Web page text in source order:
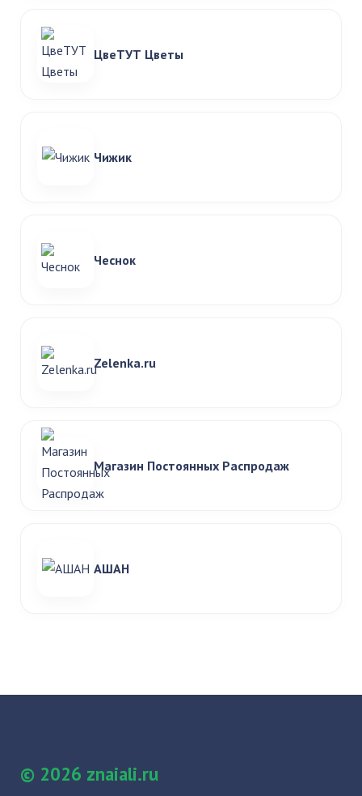
ЦвеТУТ Цветы
Чижик
Чеснок
Zelenka.ru
Магазин Постоянных Распродаж
АШАН
© 2026 znaiali.ru